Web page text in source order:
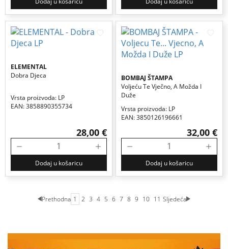
ELEMENTAL
Dobra Djeca
Vrsta proizvoda: LP
EAN: 3858890355734
28,00 €
Dodaj u košaricu
BOMBAJ ŠTAMPA
Voljeću Te Vječno, A Možda I
Duže
Vrsta proizvoda: LP
EAN: 3850126196661
32,00 €
Dodaj u košaricu
Prethodna 1 2 3 4 5 6 7 8 9 10 11 Sljedeća